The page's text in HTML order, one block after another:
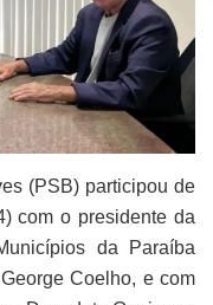
(PSB) participou de
com o presidente da
da Paraíba
Coelho, e com